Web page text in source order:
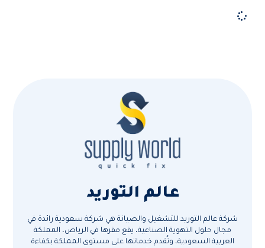
عالم التوريد
شركة عالم التوريد للتشغيل والصيانة هي شركة سعودية رائدة في
مجال حلول التهوية الصناعية، يقع مقرها في الرياض، المملكة
العربية السعودية، وتُقدم خدماتها على مستوى المملكة بكفاءة